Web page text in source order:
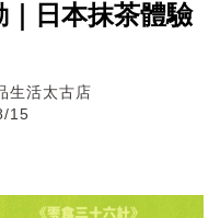
｜日本抹茶體驗
生活太古店
15